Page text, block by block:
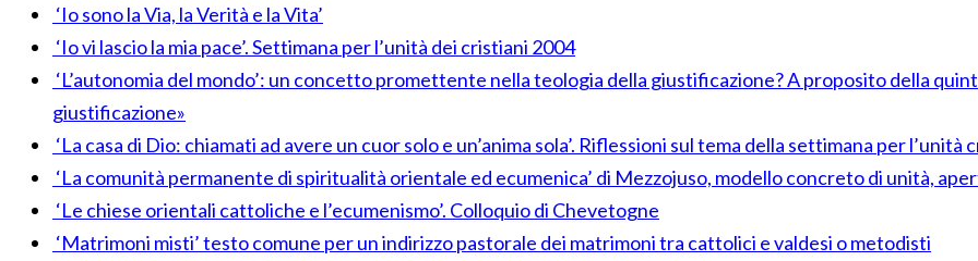
‘Io sono la Via, la Verità e la Vita’
‘Io vi lascio la mia pace’. Settimana per l’unità dei cristiani 2004
‘L’autonomia del mondo’: un concetto promettente nella teologia della giustificazione? A proposito della
giustificazione»
‘La casa di Dio: chiamati ad avere un cuor solo e un’anima sola’. Riflessioni sul tema della settimana per l’unità
‘La comunità permanente di spiritualità orientale ed ecumenica’ di Mezzojuso, modello concreto di unità,
‘Le chiese orientali cattoliche e l’ecumenismo’. Colloquio di Chevetogne
‘Matrimoni misti’ testo comune per un indirizzo pastorale dei matrimoni tra cattolici e valdesi o metodisti